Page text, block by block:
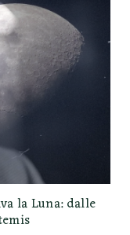
la Luna: dalle